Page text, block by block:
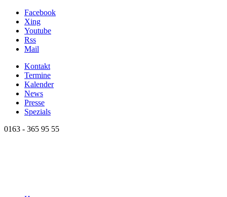
Facebook
Xing
Youtube
Rss
Mail
Kontakt
Termine
Kalender
News
Presse
Spezials
0163 - 365 95 55